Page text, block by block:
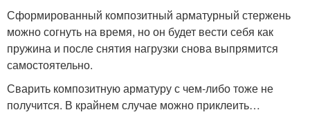
Сформированный композитный арматурный стержень
можно согнуть на время, но он будет вести себя как
пружина и после снятия нагрузки снова выпрямится
самостоятельно.
Сварить композитную арматуру с чем-либо тоже не
получится. В крайнем случае можно приклеить…